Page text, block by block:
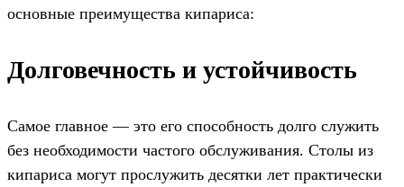
основные преимущества кипариса:
Долговечность и устойчивость
Самое главное — это его способность долго служить
без необходимости частого обслуживания. Столы из
кипариса могут прослужить десятки лет практически